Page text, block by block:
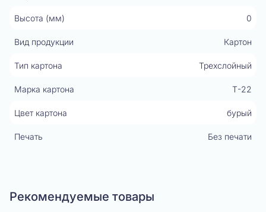
Высота (мм) 0
Вид продукции Картон
Тип картона Трехслойный
Марка картона Т-22
Цвет картона бурый
Печать Без печати
Рекомендуемые товары